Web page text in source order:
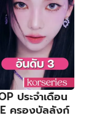
ประจำเดือน
ครองบัลลังก์